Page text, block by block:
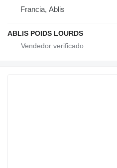
Francia, Ablis
ABLIS POIDS LOURDS